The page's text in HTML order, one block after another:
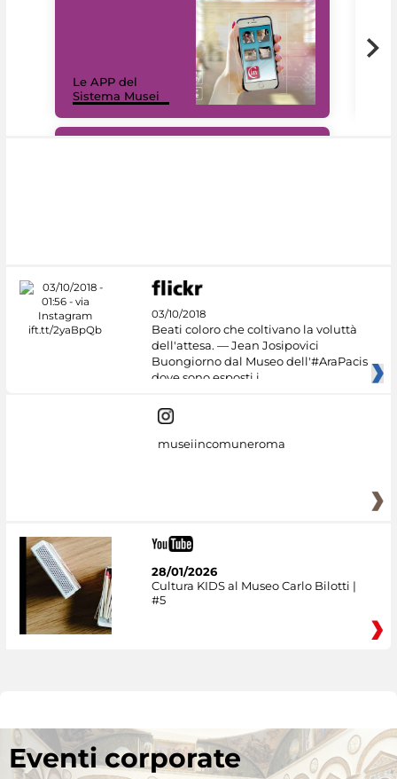
Le APP del
Sistema Musei
03/10/2018
Beati coloro che coltivano la voluttà
dell'attesa. — Jean Josipovici
Buongiorno dal Museo dell'#AraPacis
dove sono esposti i
museiincomuneroma
28/01/2026
Cultura KIDS al Museo Carlo Bilotti |
#5
Eventi corporate